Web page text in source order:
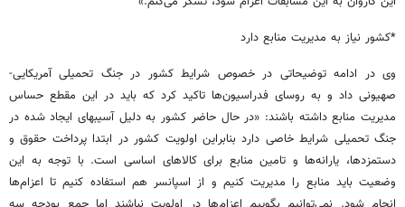
*کشور نیاز به مدیریت منابع دارد
وی در ادامه توضیحاتی در خصوص شرایط کشور در جنگ تحمیلی آمریکایی-
صهیونی داد و به روسای فدراسیون‌ها تاکید کرد که باید در این مقطع حساس
مدیریت منابع داشته باشند: «در حال حاضر کشور به دلیل آسیبهای ایجاد شده در
جنگ تحمیلی شرایط خاصی دارد بنابراین اولویت کشور در ابتدا پرداخت حقوق و
دستمزدها، یارانه‌ها و تامین منابع برای کالاهای اساسی است. با توجه به این
وضعیت باید منابع را مدیریت کنیم و از اسپانسر هم استفاده کنیم تا اعزام‌ها